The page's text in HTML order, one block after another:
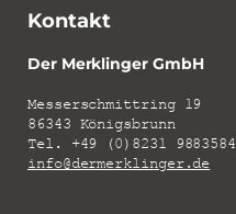
Kontakt
Der Merklinger GmbH
Messerschmittring 19
86343 Königsbrunn
Tel. +49 (0)8231 9883584
info@dermerklinger.de